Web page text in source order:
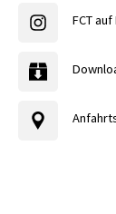
FCT